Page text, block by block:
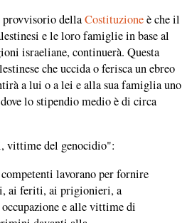
provvisorio dellaCostituzioneè che il
e le loro famiglie in base al
israeliane, continuerà. Questa
che uccida o ferisca un ebreo
a lui o a lei e alla sua famiglia uno
lo stipendio medio è di circa
vittime del genocidio":
lavorano per fornire
ai feriti, ai prigionieri, a
e alle vittime di